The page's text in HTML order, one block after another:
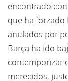
encontrado
que ha forzado
anulados por
Barça ha ido
contemporizar
merecidos,